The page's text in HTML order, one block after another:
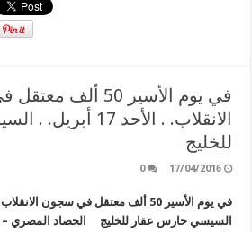
في يوم الأسير 50
الانقلاب. . الأحد
للخليج
17/04/2016
0
السيسي حارس عقار للخليج الحصاد المصري –